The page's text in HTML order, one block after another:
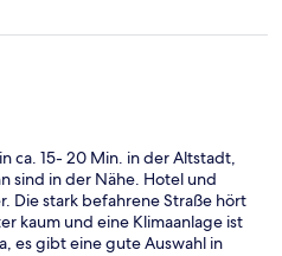
ca. 15- 20 Min. in der Altstadt,
sind in der Nähe. Hotel und
Die stark befahrene Straße hört
kaum und eine Klimaanlage ist
es gibt eine gute Auswahl in